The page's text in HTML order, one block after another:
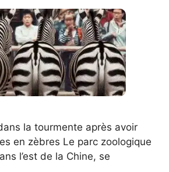
la tourmente après avoir
en zèbres Le parc zoologique
l’est de la Chine, se